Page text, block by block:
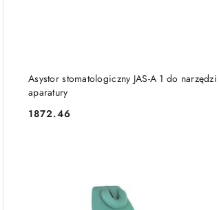
Asystor stomatologiczny JAS-A 1 do
aparatury
Cena:
1872.46
DO KOSZYKA